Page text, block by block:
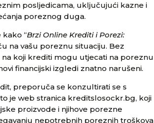
posljedicama, uključujući kazne i
poreznog duga.
kako “Brzi Online Krediti i Porezi:
na vašu poreznu situaciju. Bez
koji krediti mogu utjecati na poreznu
financijski izgledi znatno narušeni.
preporuča se konzultirati se s
je web stranica kreditslosockr.bg, koji
proizvode i njihove porezne
nepotrebnih poreznih troškova